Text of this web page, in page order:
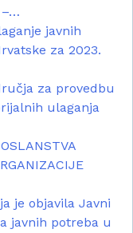
–…
javnih
za 2023.
za provedbu
ulaganja
je objavila Javni
javnih potreba u